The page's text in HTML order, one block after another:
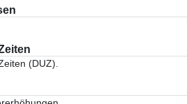
(DUZ).